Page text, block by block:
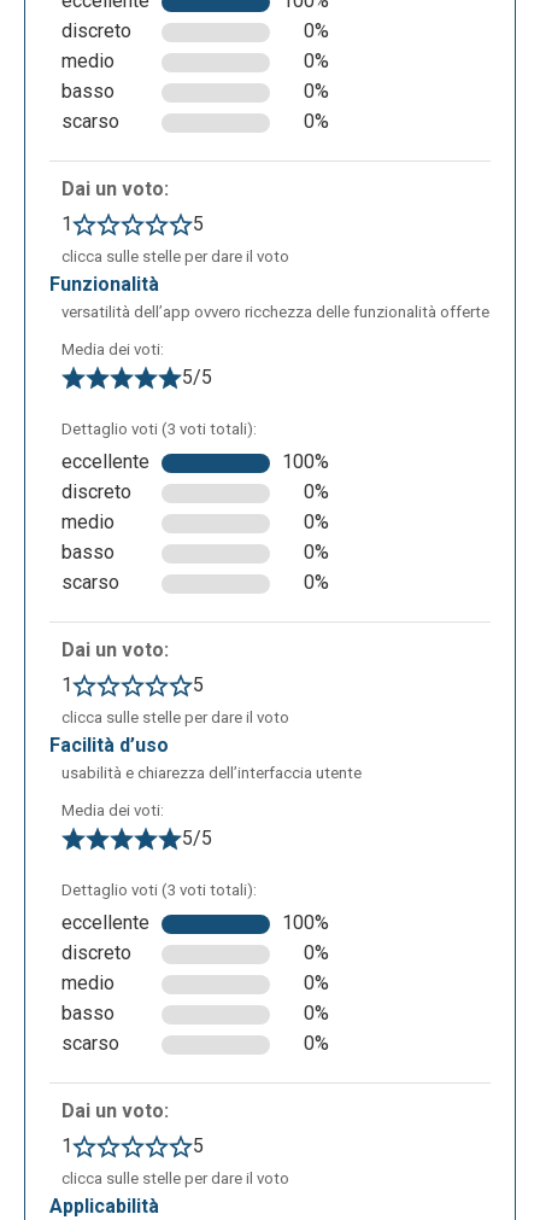
Nella terza fase si inseriscono le impostazioni
aggiuntive: pagina privata o pubblica, tipo di evento,
tema dell’evento e l’opzione che permette di
mostrare sulla pagina dell’evento il numero dei
biglietti rimanenti.
Ecco un’anteprima di un evento creato:
discreto
0%
medio
0%
basso
0%
scarso
0%
Dai un voto:
1
5
clicca sulle stelle per dare il voto
funzionalità
versatilità dell’app ovvero ricchezza delle funzionalità offerte
Media dei voti:
5/5
Dettaglio voti (3 voti totali):
eccellente
100%
discreto
0%
medio
0%
basso
0%
scarso
0%
Dai un voto:
1
5
clicca sulle stelle per dare il voto
facilità d’uso
usabilità e chiarezza dell’interfaccia utente
Media dei voti:
5/5
Dettaglio voti (3 voti totali):
eccellente
100%
discreto
0%
medio
0%
basso
0%
scarso
0%
Dai un voto:
1
5
clicca sulle stelle per dare il voto
applicabilità